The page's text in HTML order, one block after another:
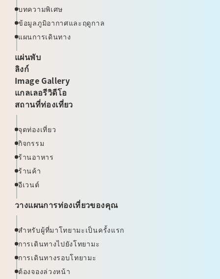
บทความพิเศษ
ข้อมูลภูมิอากาศและฤดูกาล
แผนการเดินทาง
แผ่นพับ
ลิงก์
Image Gallery
แกลเลอรีวิดีโอ
สถานที่ท่องเที่ยว
จุดท่องเที่ยว
กิจกรรม
ร้านอาหาร
ร้านค้า
อีเวนต์
วางแผนการท่องเที่ยวของคุณ
สำหรับผู้ที่มาโทยามะเป็นครั้งแรก
การเดินทางไปยังโทยามะ
การเดินทางรอบโทยามะ
ต้องจองล่วงหน้า